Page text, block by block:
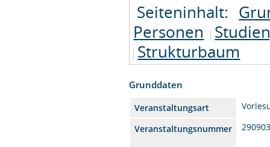
Seiteninhalt:
Personen
Strukturbaum
Grunddaten
Veranstaltungsart
Veranstaltungsnummer